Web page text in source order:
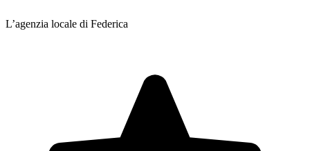
L’agenzia locale di Federica